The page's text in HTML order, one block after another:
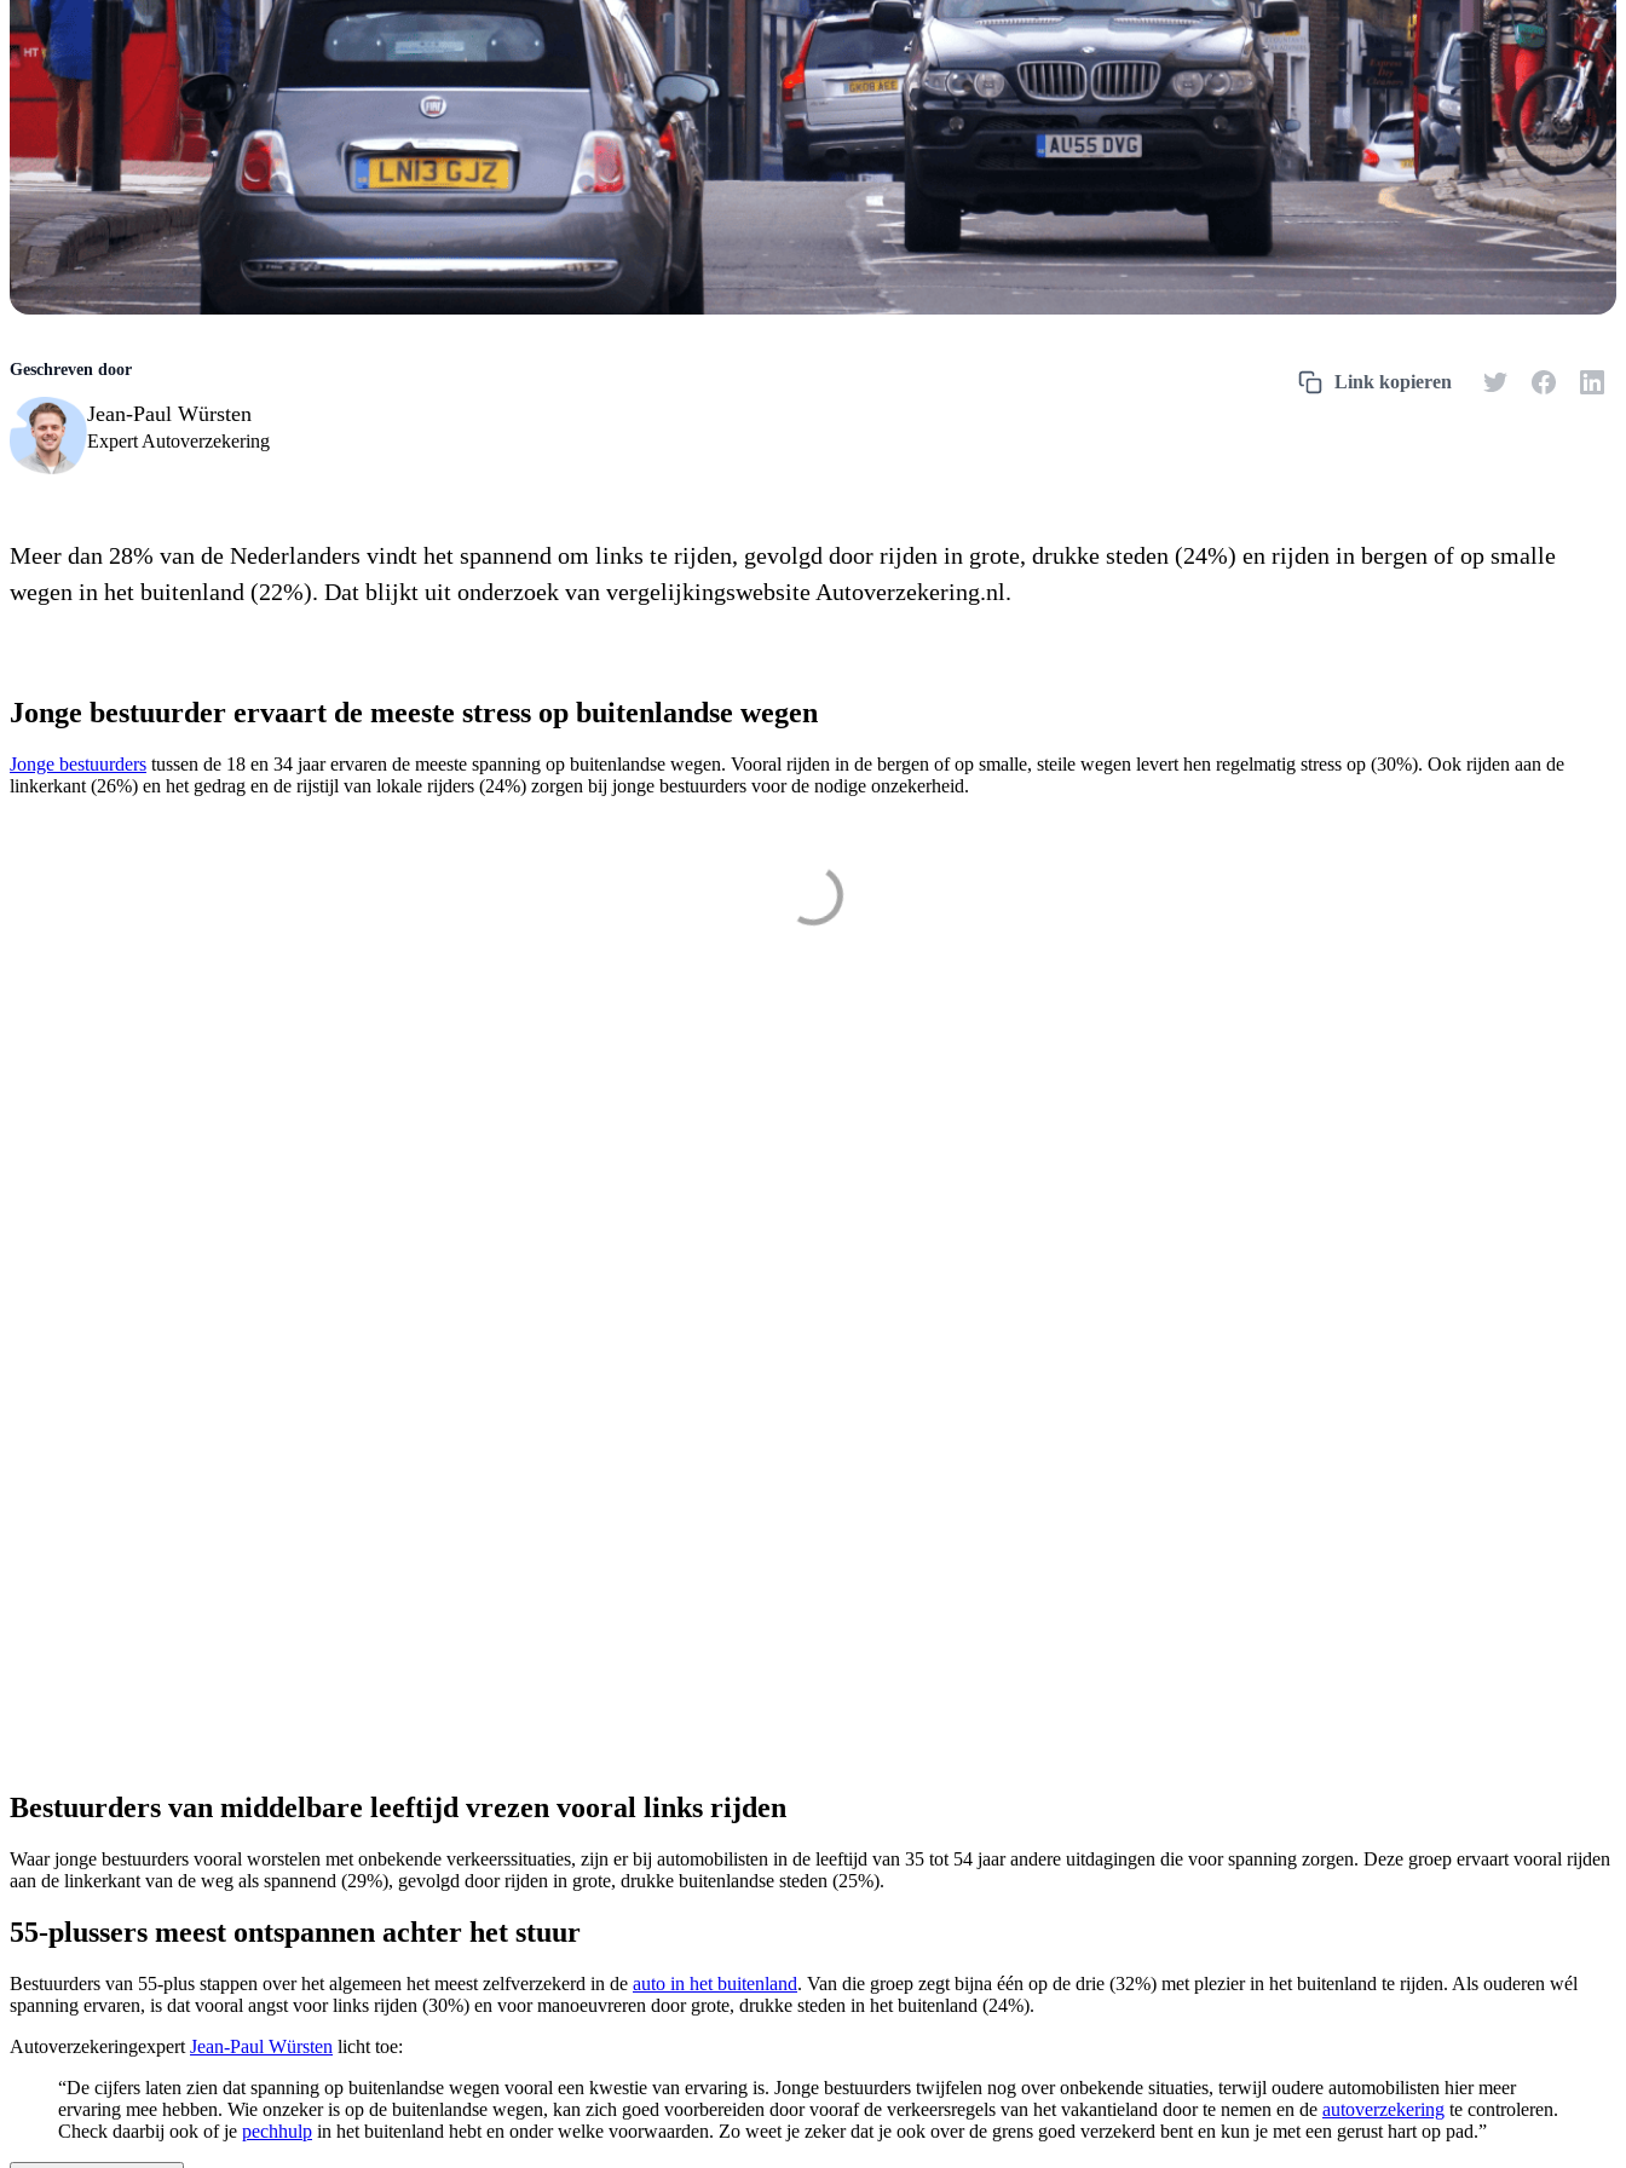
Jean-Paul Würsten
Expert Autoverzekering
Meer dan 28% van de Nederlanders vindt het spannend om links te rijden, gevolgd door rijden in grote, drukke steden (24%) en rijden in bergen of op smalle
wegen in het buitenland (22%). Dat blijkt uit onderzoek van vergelijkingswebsite Autoverzekering.nl.
Jonge bestuurder ervaart de meeste stress op buitenlandse wegen
Jonge bestuurders tussen de 18 en 34 jaar ervaren de meeste spanning op buitenlandse wegen. Vooral rijden in de bergen of op smalle, steile wegen levert hen regelmatig stress op (30%). Ook rijden aan de
linkerkant (26%) en het gedrag en de rijstijl van lokale rijders (24%) zorgen bij jonge bestuurders voor de nodige onzekerheid.
Bestuurders van middelbare leeftijd vrezen vooral links rijden
Waar jonge bestuurders vooral worstelen met onbekende verkeerssituaties, zijn er bij automobilisten in de leeftijd van 35 tot 54 jaar andere uitdagingen die voor spanning zorgen. Deze groep ervaart vooral rijden
aan de linkerkant van de weg als spannend (29%), gevolgd door rijden in grote, drukke buitenlandse steden (25%).
55-plussers meest ontspannen achter het stuur
Bestuurders van 55-plus stappen over het algemeen het meest zelfverzekerd in de auto in het buitenland. Van die groep zegt bijna één op de drie (32%) met plezier in het buitenland te rijden. Als ouderen wél
spanning ervaren, is dat vooral angst voor links rijden (30%) en voor manoeuvreren door grote, drukke steden in het buitenland (24%).
Autoverzekeringexpert Jean-Paul Würsten licht toe:
“De cijfers laten zien dat spanning op buitenlandse wegen vooral een kwestie van ervaring is. Jonge bestuurders twijfelen nog over onbekende situaties, terwijl oudere automobilisten hier meer
ervaring mee hebben. Wie onzeker is op de buitenlandse wegen, kan zich goed voorbereiden door vooraf de verkeersregels van het vakantieland door te nemen en de autoverzekering te controleren.
Check daarbij ook of je pechhulp in het buitenland hebt en onder welke voorwaarden. Zo weet je zeker dat je ook over de grens goed verzekerd bent en kun je met een gerust hart op pad.”